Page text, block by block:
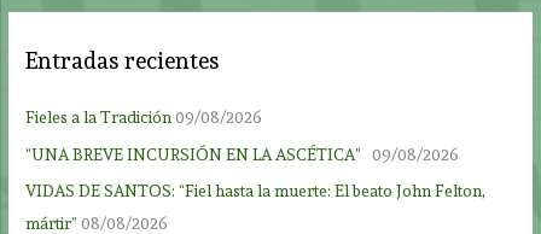
Entradas recientes
Fieles a la Tradición 09/08/2026
“UNA BREVE INCURSIÓN EN LA ASCÉTICA”
09/08/2026
VIDAS DE SANTOS: “Fiel hasta la muerte: El beato John Felton,
mártir” 08/08/2026